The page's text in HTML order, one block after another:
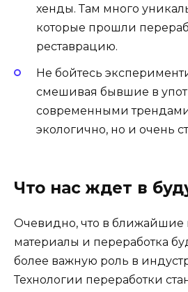
хенды. Там много
которые прошли
реставрацию.
Не бойтесь
смешивая бывшие в
современными
экологично, но и очень
Что нас ждет в
Очевидно, что в ближайшие
материалы и переработка
более важную роль в
Технологии переработки